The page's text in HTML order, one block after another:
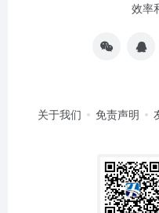
效率
关于我们 免责声明